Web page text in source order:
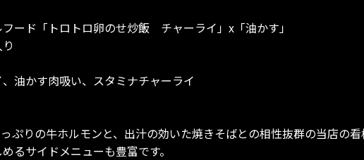
ード「トロトロ卵のせ炒飯 チャーライ」x「油かす」
油かす肉吸い、スタミナチャーライ
ぷりの牛ホルモンと、出汁の効いた焼きそばとの相性抜群の当店の看
るサイドメニューも豊富です。